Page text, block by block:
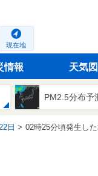
現在地
情報 天気図
PM2.5分布予
日 02時25分頃発生し